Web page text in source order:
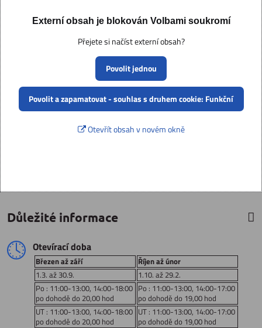
Externí obsah je blokován Volbami soukromí
Přejete si načíst externí obsah?
Povolit jednou
Povolit a zapamatovat - souhlas s druhem cookie: Funkční
Otevřít obsah v novém okně
Důležité informace
Otevírací doba
Březen až září
Říjen až únor
1.3. až 30.9.
1.10. až 29.2.
Po : 11:00-13:00, 14:00-18:00
po dohodě do 20,00 hod
Po : 11:00-13:00, 14:00-17:00
po dohodě do 19,00 hod
UT : 11:00-13:00, 14:00-18:00
po dohodě do 20,00 hod
UT : 11:00-13:00, 14:00-17:00
po dohodě do 19,00 hod